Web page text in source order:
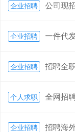
企业招聘 公司现
企业招聘 一件代
企业招聘 招聘全
个人求职 全网招
企业招聘 招聘海